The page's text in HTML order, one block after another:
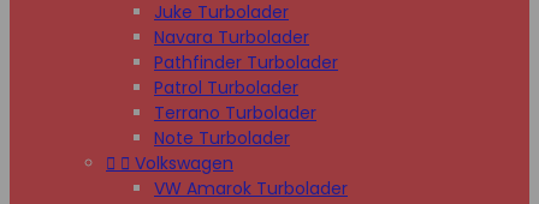
Juke Turbolader
Navara Turbolader
Pathfinder Turbolader
Patrol Turbolader
Terrano Turbolader
Note Turbolader
  Volkswagen
VW Amarok Turbolader